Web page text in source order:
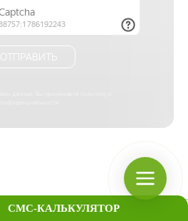
ОТПРАВИТЬ
СМС-КАЛЬКУЛЯТОР